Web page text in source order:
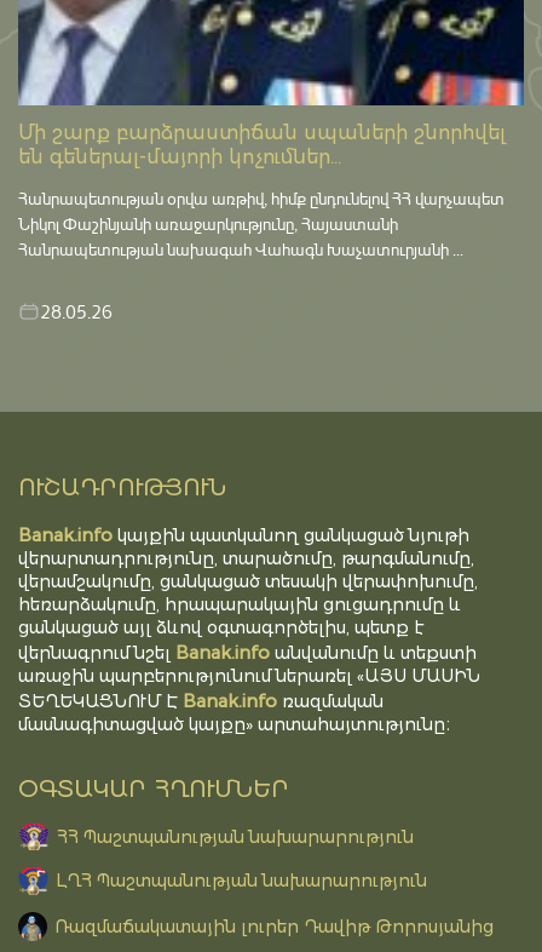
Մի շարք բարձրաստիճան սպաների շնորհվել
են գեներալ-մայորի կոչումներ...
Հանրապետության օրվա առթիվ, հիմք ընդունելով ՀՀ վարչապետ
Նիկոլ Փաշինյանի առաջարկությունը, Հայաստանի
Հանրապետության նախագահ Վահագն Խաչատուրյանի ...
28.05.26
ՈՒՇԱԴՐՈՒԹՅՈՒՆ
Banak.info կայքին պատկանող ցանկացած նյութի
վերարտադրությունը, տարածումը, թարգմանումը,
վերամշակումը, ցանկացած տեսակի վերափոխումը,
հեռարձակումը, հրապարակային ցուցադրումը և
ցանկացած այլ ձևով օգտագործելիս, պետք է
վերնագրում նշել Banak.info անվանումը և տեքստի
առաջին պարբերությունում ներառել «ԱՅՍ ՄԱՍԻՆ
ՏԵՂԵԿԱՑՆՈՒՄ Է Banak.info ռազմական
մասնագիտացված կայքը» արտահայտությունը։
ՕԳՏԱԿԱՐ ՀՂՈՒՄՆԵՐ
ՀՀ Պաշտպանության նախարարություն
ԼՂՀ Պաշտպանության նախարարություն
Ռազմաճակատային լուրեր Դավիթ Թորոսյանից